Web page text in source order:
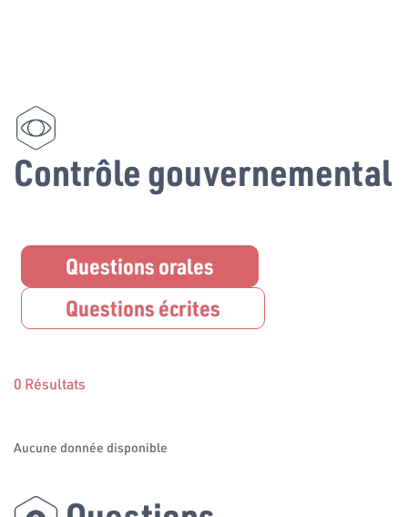
Contrôle gouvernemental
Questions orales
Questions écrites
0 Résultats
Aucune donnée disponible